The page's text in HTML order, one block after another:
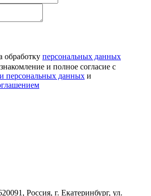
обработку персональных данных
и полное согласие с
персональных данных и
Россия, г. Екатеринбург, ул.